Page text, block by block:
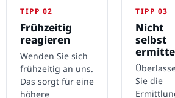
TIPP 02
Frühzeitig
reagieren
Wenden Sie sich
frühzeitig an uns.
Das sorgt für eine
höhere
TIPP 03
Nicht
selbst
Sie die